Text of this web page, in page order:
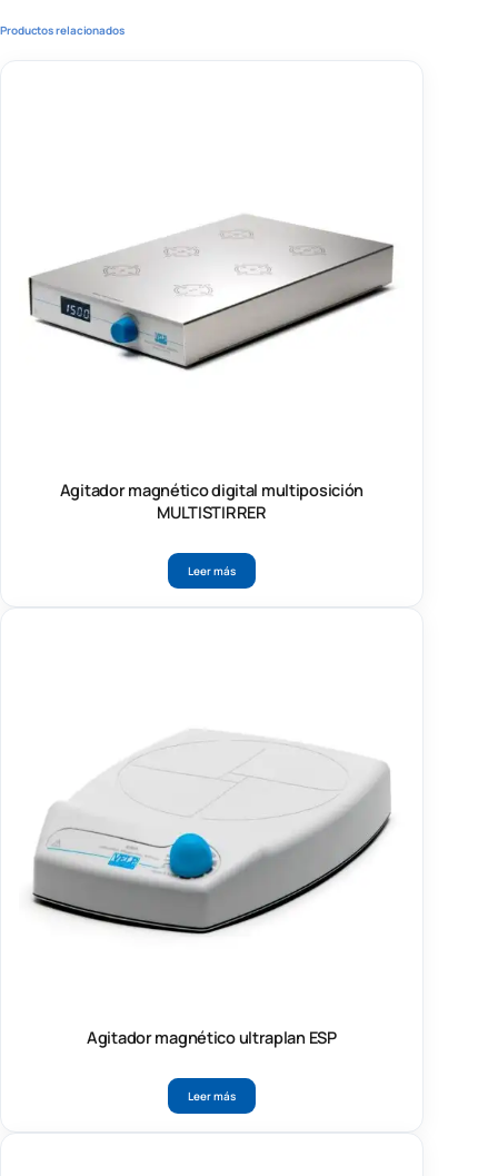
Productos relacionados
Agitador magnético digital multiposición
MULTISTIRRER
Leer más
Agitador magnético ultraplan ESP
Leer más